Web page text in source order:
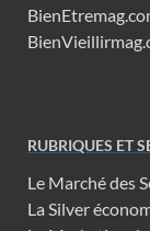
RUBRIQUES ET
Le Marché des
La Silver